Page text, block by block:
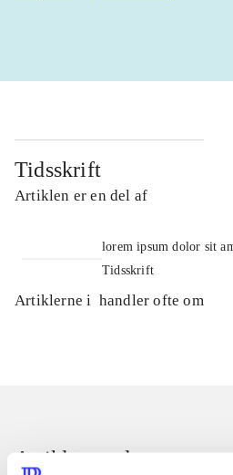
Tidsskrift
Artiklen er en del af
lorem ipsum dolor sit
Tidsskrift
Artiklerne i handler ofte om
Artikler med samme